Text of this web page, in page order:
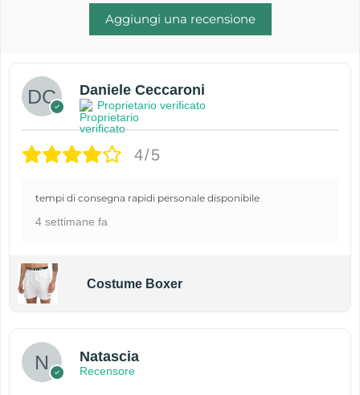
Aggiungi una recensione
Daniele Ceccaroni
Proprietario verificato
4/5
tempi di consegna rapidi personale disponibile
4 settimane fa
Costume Boxer
Natascia
Recensore